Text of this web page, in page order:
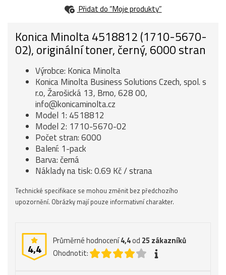
Přidat do “Moje produkty”
Konica Minolta 4518812 (1710-5670-
02), originální toner, černý, 6000 stran
Výrobce: Konica Minolta
Konica Minolta Business Solutions Czech, spol. s
r.o, Žarošická 13, Brno, 628 00,
info@konicaminolta.cz
Model 1: 4518812
Model 2: 1710-5670-02
Počet stran: 6000
Balení: 1-pack
Barva: černá
Náklady na tisk: 0.69 Kč / strana
Technické specifikace se mohou změnit bez předchozího
upozornění. Obrázky mají pouze informativní charakter.
4,4
Průměrné hodnocení4,4od 25 zákazníků
Ohodnotit: